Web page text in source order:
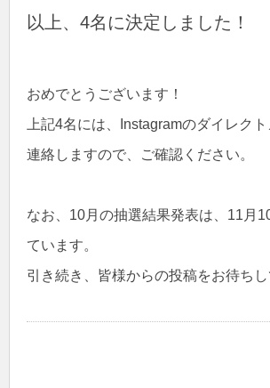
以上、4名に決定しました！
おめでとうございます！
上記4名には、Instagramのダイレク
連絡しますので、ご確認ください。
なお、10月の抽選結果発表は、11月
ています。
引き続き、皆様からの投稿をお待ちし